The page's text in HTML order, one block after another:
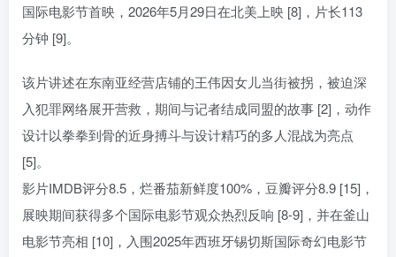
国际电影节首映，2026年5月29日在北美上映 [8]，片长113
分钟 [9]。
该片讲述在东南亚经营店铺的王伟因女儿当街被拐，被迫深
入犯罪网络展开营救，期间与记者结成同盟的故事 [2]，动作
设计以拳拳到骨的近身搏斗与设计精巧的多人混战为亮点
[5]。
影片IMDB评分8.5，烂番茄新鲜度100%，豆瓣评分8.9 [15]，
展映期间获得多个国际电影节观众热烈反响 [8-9]，并在釜山
电影节亮相 [10]，入围2025年西班牙锡切斯国际奇幻电影节